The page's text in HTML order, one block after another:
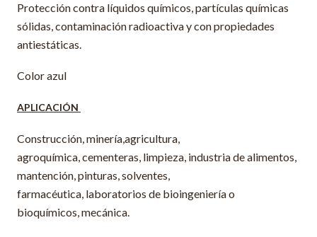
Protección contra líquidos químicos, partículas químicas
sólidas, contaminación radioactiva y con propiedades
antiestáticas.
Color azul
APLICACIÓN
Construcción, minería,agricultura,
agroquímica, cementeras, limpieza, industria de alimentos,
mantención, pinturas, solventes,
farmacéutica, laboratorios de bioingeniería o
bioquímicos, mecánica.